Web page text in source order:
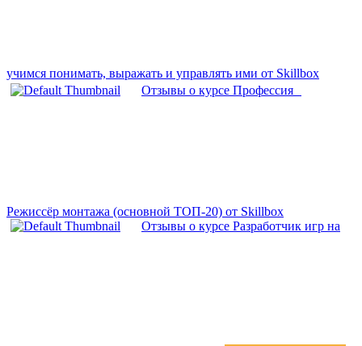
учимся понимать, выражать и управлять ими от Skillbox
Отзывы о курсе Профессия
Режиссёр монтажа (основной ТОП-20) от Skillbox
Отзывы о курсе Разработчик игр на